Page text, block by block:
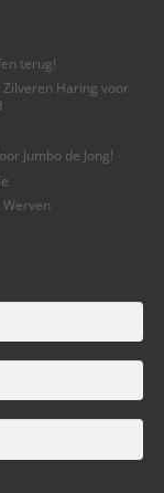
terug!
Haring voor
Jumbo de Jong!